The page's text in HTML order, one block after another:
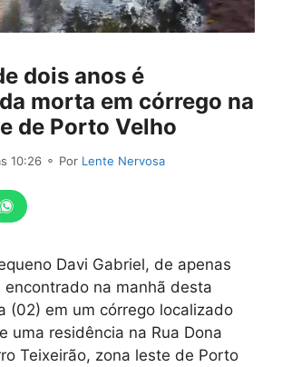
dois anos é
morta em córrego na
de Porto Velho
10:26 ⚬ Por Lente Nervosa
Davi Gabriel, de apenas
encontrado na manhã desta
(02) em um córrego localizado
uma residência na Rua Dona
Teixeirão, zona leste de Porto